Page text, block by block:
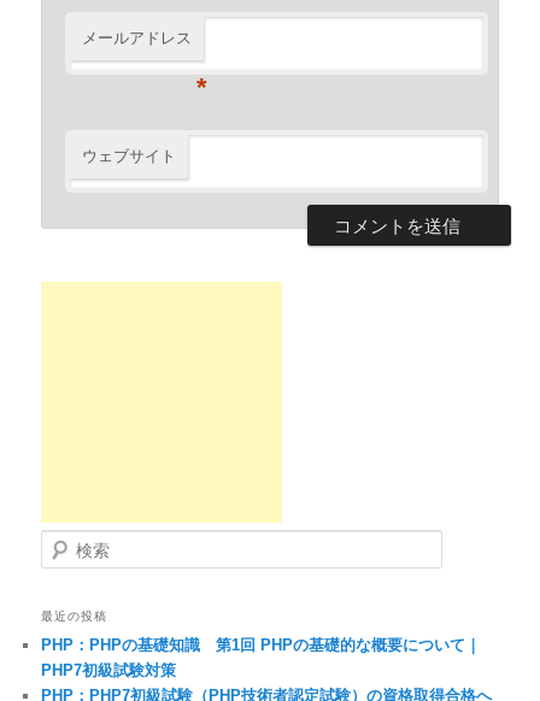
メールアドレス
*
ウェブサイト
検索
最近の投稿
PHP：PHPの基礎知識 第1回 PHPの基礎的な概要について｜
PHP7初級試験対策
PHP：PHP7初級試験（PHP技術者認定試験）の資格取得合格へ